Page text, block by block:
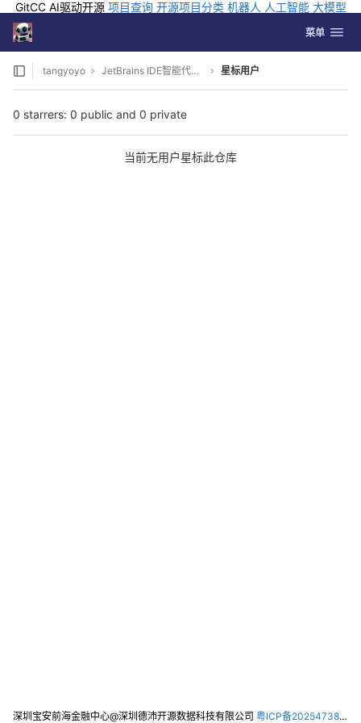
GitCC AI驱动开源 项目查询 开源项目分类 机器人 人工智能 大模型
排行
Skip to content
GitLab 切换导航
菜单
tangyoyo JetBrains IDE智能代码手写识别推理插件 星标用户
0 starrers: 0 public and 0 private
当前无用户星标此仓库
深圳宝安前海金融中心@深圳德沛开源数据科技有限公司 粤ICP备2025473821号-2